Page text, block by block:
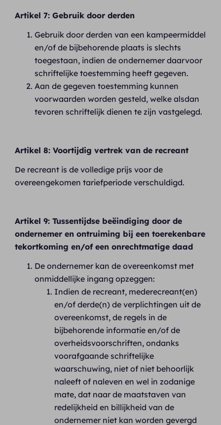
Artikel 7: Gebruik door derden
Gebruik door derden van een kampeermiddel
en/of de bijbehorende plaats is slechts
toegestaan, indien de ondernemer daarvoor
schriftelijke toestemming heeft gegeven.
Aan de gegeven toestemming kunnen
voorwaarden worden gesteld, welke alsdan
tevoren schriftelijk dienen te zijn vastgelegd.
Artikel 8: Voortijdig vertrek van de recreant
De recreant is de volledige prijs voor de
overeengekomen tariefperiode verschuldigd.
Artikel 9: Tussentijdse beëindiging door de
ondernemer en ontruiming bij een toerekenbare
tekortkoming en/of een onrechtmatige daad
De ondernemer kan de overeenkomst met
onmiddellijke ingang opzeggen:
Indien de recreant, mederecreant(en)
en/of derde(n) de verplichtingen uit de
overeenkomst, de regels in de
bijbehorende informatie en/of de
overheidsvoorschriften, ondanks
voorafgaande schriftelijke
waarschuwing, niet of niet behoorlijk
naleeft of naleven en wel in zodanige
mate, dat naar de maatstaven van
redelijkheid en billijkheid van de
ondernemer niet kan worden gevergd